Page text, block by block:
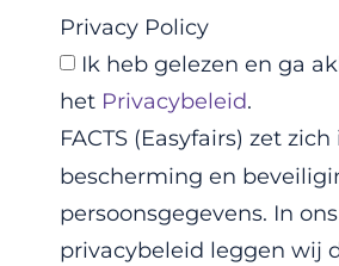
Privacy Policy
Ik heb gelezen en ga
het Privacybeleid.
FACTS (Easyfairs) zet
bescherming en
persoonsgegevens. In ons
privacybeleid leggen wij